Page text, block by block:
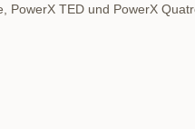
PowerX TED und PowerX